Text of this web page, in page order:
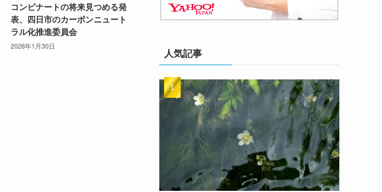
コンビナートの将来見つめる発
表、四日市のカーボンニュート
ラル化推進委員会
2026年1月30日
人気記事